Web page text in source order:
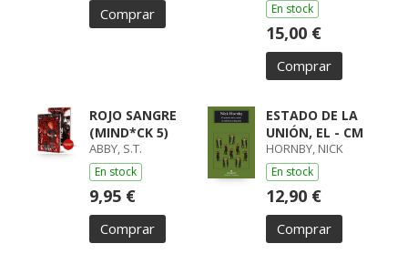
Comprar En stock
15,00 €
Comprar
ROJO SANGRE
(MIND*CK 5)
ABBY, S.T.
En stock
9,95 €
Comprar
ESTADO DE LA
UNIÓN, EL - CM
HORNBY, NICK
En stock
12,90 €
Comprar